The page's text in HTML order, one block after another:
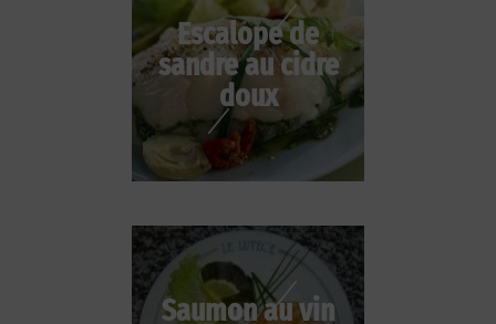
Escalope de
sandre au cidre
doux
Saumon au vin